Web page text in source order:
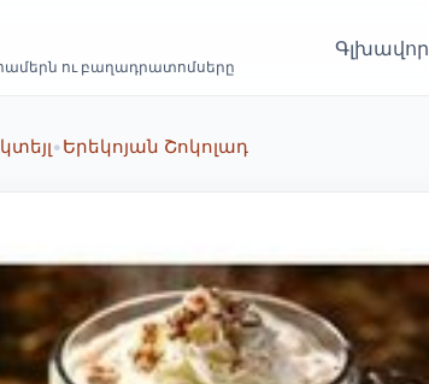
ու բաղադրատոմսերը
Գլխավոր
•Երեկոյան Շոկոլադ